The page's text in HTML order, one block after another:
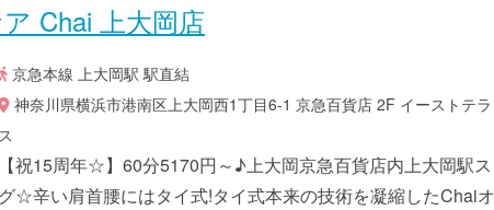
Chai 上大岡店
京急本線 上大岡駅 駅直結
神奈川県横浜市港南区上大岡西1丁目6-1 京急百貨店 2F イーストテラ
ス
【祝15周年☆】60分5170円～♪上大岡京急百貨店内上大岡駅ス
グ☆辛い肩首腰にはタイ式!タイ式本来の技術を凝縮したChaiオ